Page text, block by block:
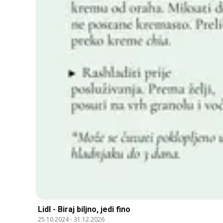
Lidl - Biraj biljno, jedi fino
25.10.2024-31.12.2026